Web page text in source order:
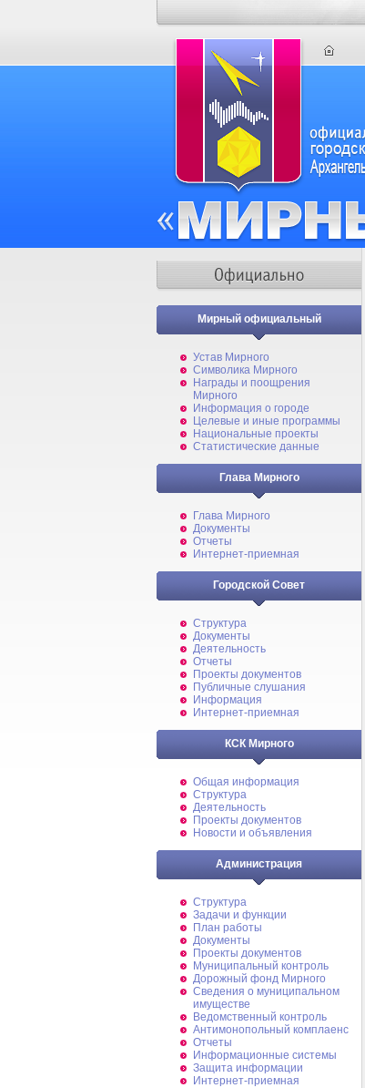
Мирный официальный
Устав Мирного
Символика Мирного
Награды и поощрения
Мирного
Информация о городе
Целевые и иные программы
Национальные проекты
Статистические данные
Глава Мирного
Глава Мирного
Документы
Отчеты
Интернет-приемная
Городской Совет
Структура
Документы
Деятельность
Отчеты
Проекты документов
Публичные слушания
Информация
Интернет-приемная
КСК Мирного
Общая информация
Структура
Деятельность
Проекты документов
Новости и объявления
Администрация
Структура
Задачи и функции
План работы
Документы
Проекты документов
Муниципальный контроль
Дорожный фонд Мирного
Cведения о муниципальном
имуществе
Ведомственный контроль
Антимонопольный комплаенс
Отчеты
Информационные системы
Защита информации
Интернет-приемная